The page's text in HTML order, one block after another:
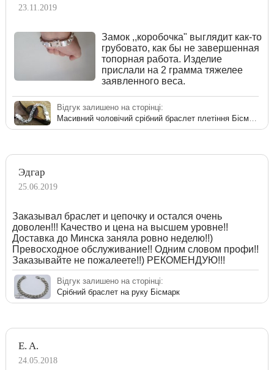
23.11.2019
Замок ,,коробочка" выглядит как-то
грубовато, как бы не завершенная
топорная работа. Изделие
прислали на 2 грамма тяжелее
заявленного веса.
Відгук залишено на сторінці:
Эдгар
25.06.2019
Заказывал браслет и цепочку и остался очень
доволен!!! Качество и цена на высшем уровне!!
Доставка до Минска заняла ровно неделю!!)
Превосходное обслуживание!! Одним словом профи!!
Заказывайте не пожалеете!!) РЕКОМЕНДУЮ!!!
Відгук залишено на сторінці:
Срібний браслет на руку Бісмарк
E. A.
24.05.2018